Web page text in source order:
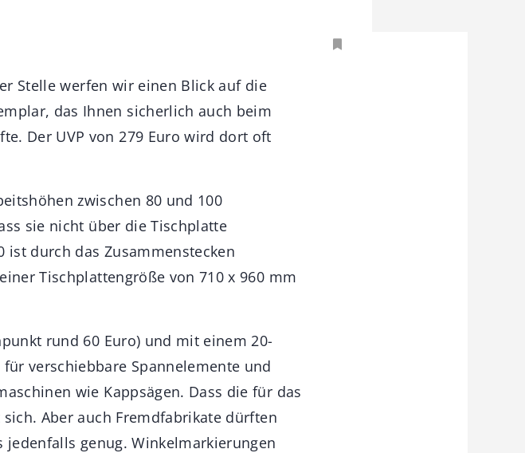
Stelle werfen wir einen Blick auf die
das Ihnen sicherlich auch beim
Der UVP von 279 Euro wird dort oft
zwischen 80 und 100
sie nicht über die Tischplatte
ist durch das Zusammenstecken
Tischplattengröße von 710 x 960 mm
rund 60 Euro) und mit einem 20-
verschiebbare Spannelemente und
wie Kappsägen. Dass die für das
Aber auch Fremdfabrikate dürften
genug. Winkelmarkierungen